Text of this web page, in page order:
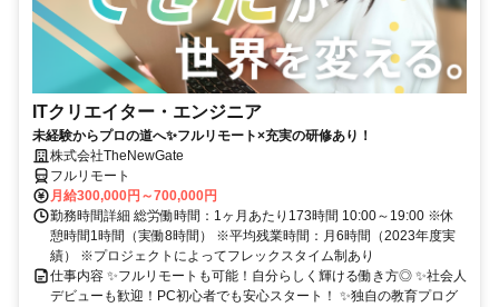
ITクリエイター・エンジニア
未経験からプロの道へ✨フルリモート×充実の研修あり！
株式会社TheNewGate
フルリモート
月給300,000円～700,000円
勤務時間詳細 総労働時間：1ヶ月あたり173時間 10:00～19:00 ※休
憩時間1時間（実働8時間） ※平均残業時間：月6時間（2023年度実
績） ※プロジェクトによってフレックスタイム制あり
仕事内容 ✨フルリモートも可能！自分らしく輝ける働き方◎ ✨社会人
デビューも歓迎！PC初心者でも安心スタート！ ✨独自の教育プログ